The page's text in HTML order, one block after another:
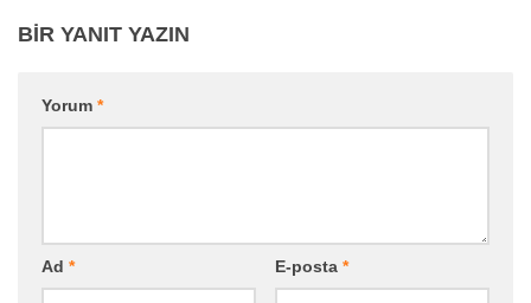
BIR YANIT YAZIN
Yorum *
Ad * E-posta *